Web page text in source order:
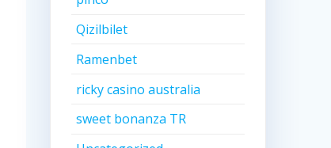
Qizilbilet
Ramenbet
ricky casino australia
sweet bonanza TR